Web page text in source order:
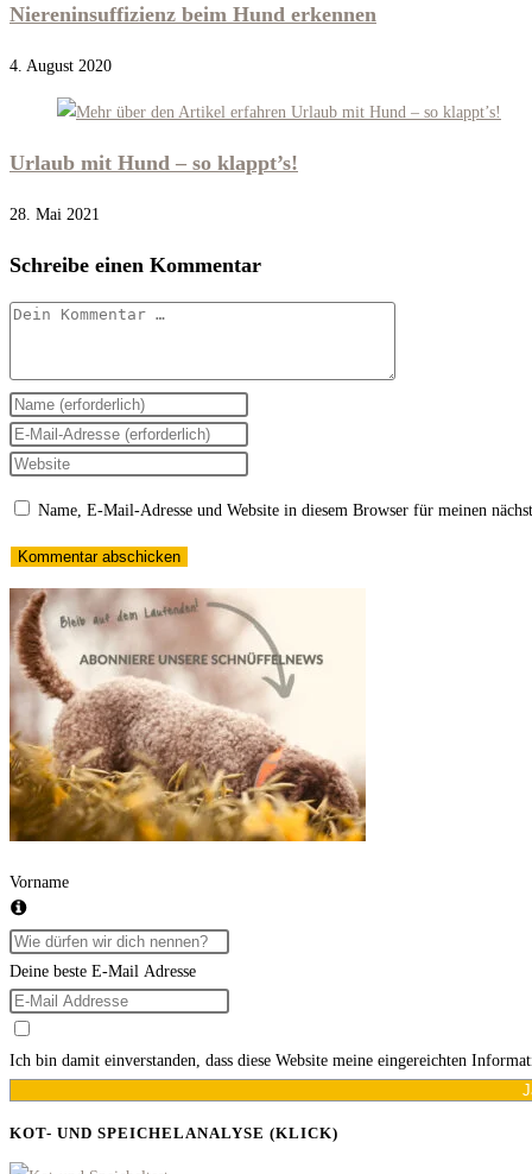
Niereninsuffizienz beim Hund erkennen
4. August 2020
Urlaub mit Hund – so klappt’s!
28. Mai 2021
Schreibe einen Kommentar
Kommentar
Gib
deinen
Namen
Benutzernamen
zum
ein
Gib
deine
Adresse
Kommentieren
ein
Gib
URL
(optional)
Name, E-Mail-Adresse und Website in diesem Browser für meinen
Vorname
Deine beste E-Mail Adresse
Ich bin damit einverstanden, dass diese Website meine eingereichten
KOT- UND SPEICHELANALYSE (KLICK)